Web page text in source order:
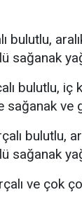
bulutlu,
sağanak
bulutlu,
ve
bulutlu,
sağanak
ve çok